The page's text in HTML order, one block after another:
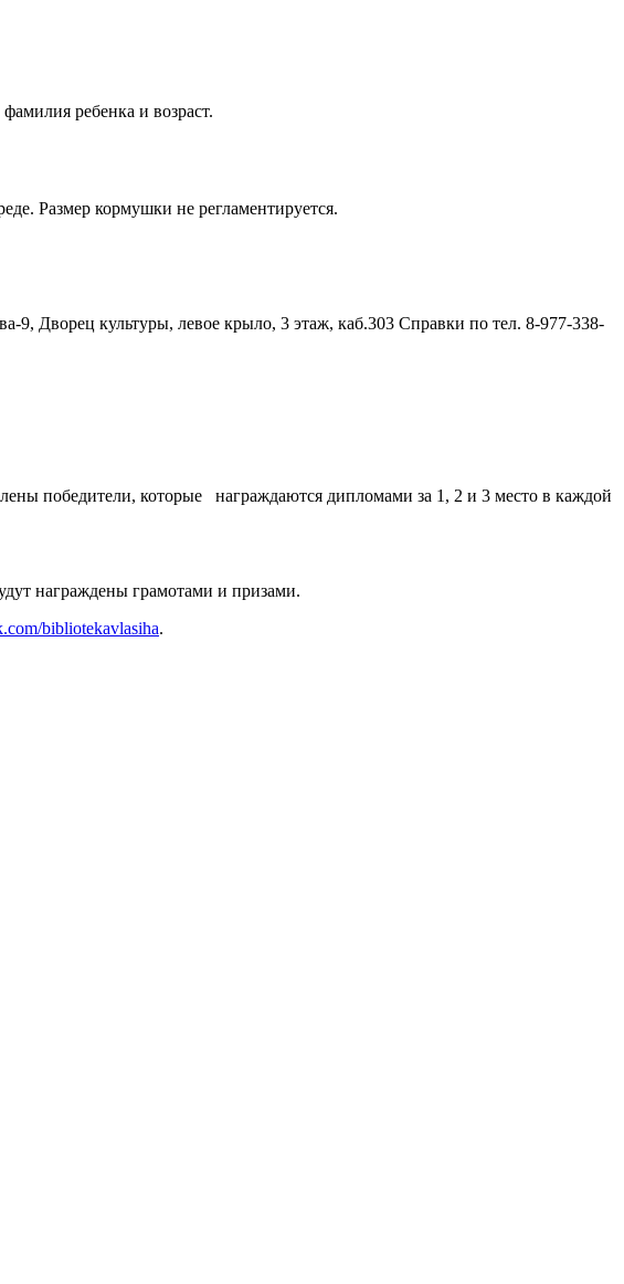
ребенка и возраст.
Размер кормушки не регламентируется.
9, Дворец культуры, левое крыло, 3 этаж, каб.303 Справки по тел. 8-977-338-
победители, которые награждаются дипломами за 1, 2 и 3 место в каждой
награждены грамотами и призами.
bibliotekavlasiha.